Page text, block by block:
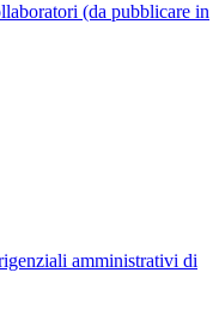
(da pubblicare in
amministrativi di